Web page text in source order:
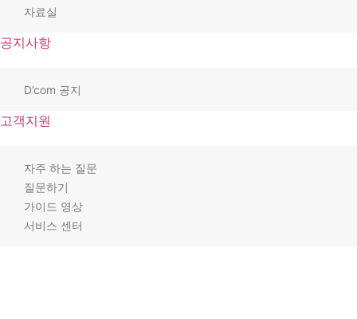
자료실
공지사항
D’com 공지
고객지원
자주 하는 질문
질문하기
가이드 영상
서비스 센터